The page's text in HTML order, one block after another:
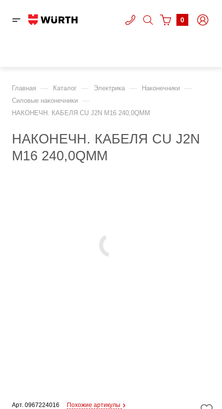
0
Главная — Каталог — Электрика — Наконечники —
Cиловые наконечники —
НАКОНЕЧН. КАБЕЛЯ CU J2N M16 240,0QMM
НАКОНЕЧН. КАБЕЛЯ CU J2N
M16 240,0QMM
Арт. 0967224016
Похожие артикулы